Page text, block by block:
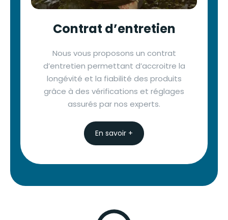
Contrat d’entretien
Nous vous proposons un contrat
d’entretien permettant d’accroitre la
longévité et la fiabilité des produits
grâce à des vérifications et réglages
assurés par nos experts.
En savoir +